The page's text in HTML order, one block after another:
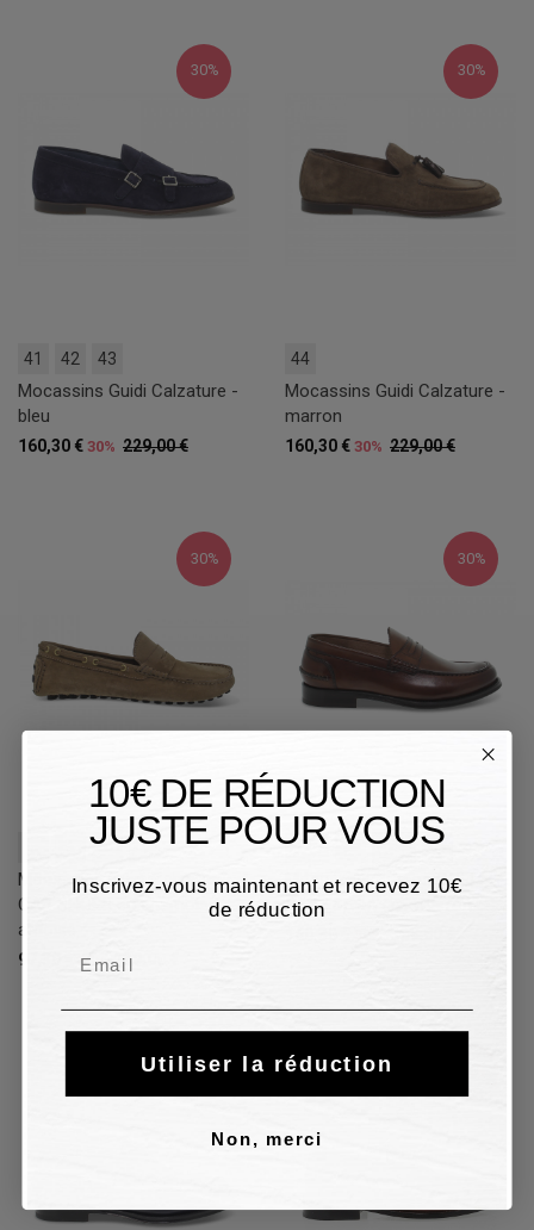
30%
41 42 43
Mocassins Guidi Calzature -
bleu
229,00 €
160,30 € 30%
30%
44
Mocassins Guidi Calzature -
marron
229,00 €
160,30 € 30%
30%
44 46
Mocassins Guidi Calzature
CAR SHOES en chamois
ardoise
139,00 €
97,30 € 30%
30%
42,5 43 43,5 45
Mocassins Brecos COLLEGE
INGLESE en cuir marron
30%
10€ DE RÉDUCTION
JUSTE POUR VOUS
Inscrivez-vous maintenant et recevez 10€
de réduction
Utiliser la réduction
Non, merci